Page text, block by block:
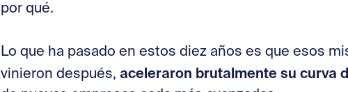
por qué.
Lo que ha pasado en estos diez años es que esos
vinieron después, aceleraron brutalmente su curva